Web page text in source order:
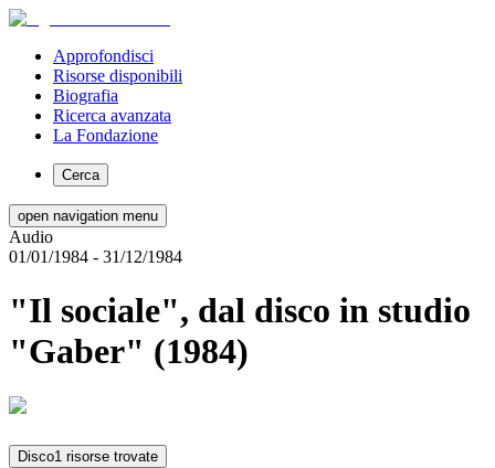
Approfondisci
Risorse disponibili
Biografia
Ricerca avanzata
La Fondazione
Cerca
open navigation menu
Audio
01/01/1984 - 31/12/1984
"Il sociale", dal disco in studio
"Gaber" (1984)
Disco1 risorse trovate